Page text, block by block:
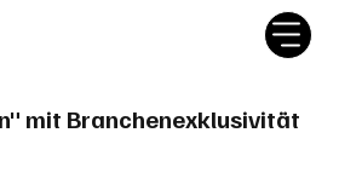
mit Branchenexklusivität